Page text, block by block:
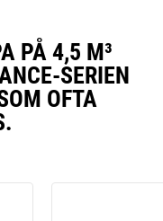
PÅ 4,5 M³
SERIEN
OFTA